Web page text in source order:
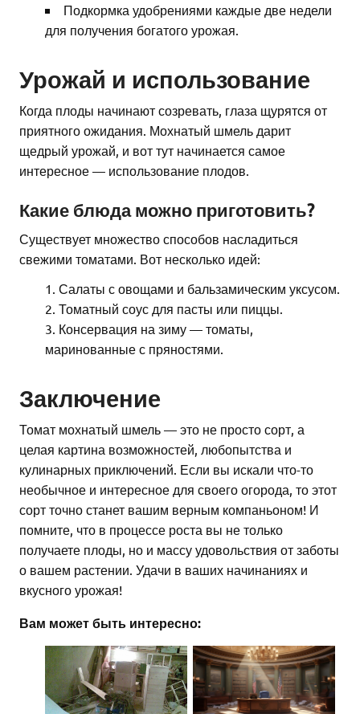
Подкормка удобрениями каждые две недели
для получения богатого урожая.
Урожай и использование
Когда плоды начинают созревать, глаза щурятся от
приятного ожидания. Мохнатый шмель дарит
щедрый урожай, и вот тут начинается самое
интересное — использование плодов.
Какие блюда можно приготовить?
Существует множество способов насладиться
свежими томатами. Вот несколько идей:
Салаты с овощами и бальзамическим уксусом.
Томатный соус для пасты или пиццы.
Консервация на зиму — томаты,
маринованные с пряностями.
Заключение
Томат мохнатый шмель — это не просто сорт, а
целая картина возможностей, любопытства и
кулинарных приключений. Если вы искали что-то
необычное и интересное для своего огорода, то этот
сорт точно станет вашим верным компаньоном! И
помните, что в процессе роста вы не только
получаете плоды, но и массу удовольствия от заботы
о вашем растении. Удачи в ваших начинаниях и
вкусного урожая!
Вам может быть интересно: